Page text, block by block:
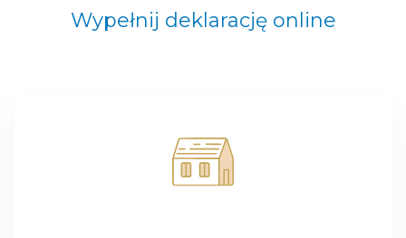
Wypełnij deklarację online